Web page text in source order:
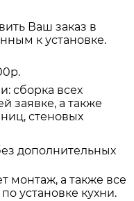
Ваш заказ в
к установке.
сборка всех
заявке, а также
стеновых
дополнительных
монтаж, а также все
установке кухни.